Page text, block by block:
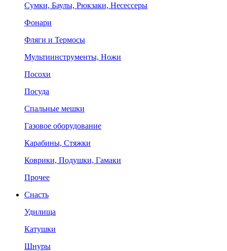
Сумки, Баулы, Рюкзаки, Несессеры
Фонари
Фляги и Термосы
Мультиинструменты, Ножи
Посохи
Посуда
Спальные мешки
Газовое оборудование
Карабины, Стяжки
Коврики, Подушки, Гамаки
Прочее
Снасть
Удилища
Катушки
Шнуры